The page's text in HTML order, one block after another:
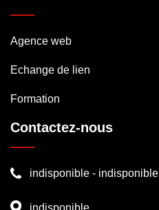
Agence web
Echange de lien
Formation
Contactez-nous
indisponible - indisponible
indisponible